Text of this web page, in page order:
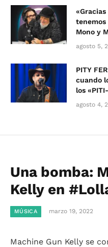
tenemos
Mono y
agosto 5,
PITY
cuando
los
agosto 4,
Una bomba:
Kelly en
MÚSICA marzo 19, 2022
Machine Gun Kelly se